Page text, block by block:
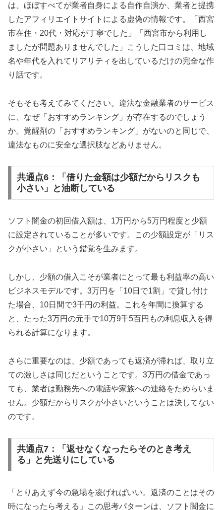
は、ほぼすべてが業者自身による自作自演か、業者と提携
したアフィリエイトサイトによる虚偽の情報です。「西宮
市在住・20代・対応が丁寧でした」「西宮市から利用し
ましたが問題ありませんでした」こうした口コミは、地域
名や年代を入れてリアリティを出しているだけの完全な作
り話です。
そもそも考えてみてください。違法な金融業者のサービス
に、なぜ「おすすめランキング」が存在するのでしょう
か。覚醒剤の「おすすめランキング」がないのと同じで、
違法なものに安全な選択肢などありません。
共通点6：「借りた金額は少額だからリスクも
小さい」と油断している
ソフト闇金の初回借入額は、1万円から5万円程度と少額
に設定されていることが多いです。この少額設定が「リス
クが小さい」という錯覚を生みます。
しかし、少額の借入こそが業者にとって最も利益率の高い
ビジネスモデルです。3万円を「10日で1割」で貸し付け
た場合、10日間で3千円の利益。これを年間に換算する
と、たった3万円の元手で10万9千5百円もの利息収入を得
られる計算になります。
さらに重要なのは、少額であっても返済が滞れば、取り立
ての激しさは同じだということです。3万円の借金であっ
ても、業者は勤務先への電話や家族への連絡をためらいま
せん。少額だからリスクが小さいということは決してない
のです。
共通点7：「返せなくなったらそのとき考え
る」と先送りにしている
「とりあえず今の急場を凌げればいい。返済のことはその
時になったら考える」この思考パターンは、ソフト闇金に